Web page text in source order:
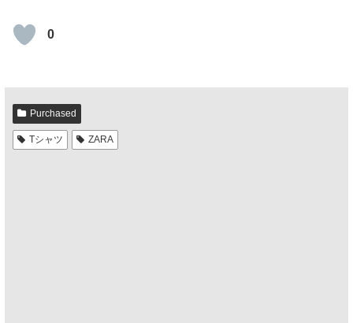
0
Purchased
Tシャツ ZARA